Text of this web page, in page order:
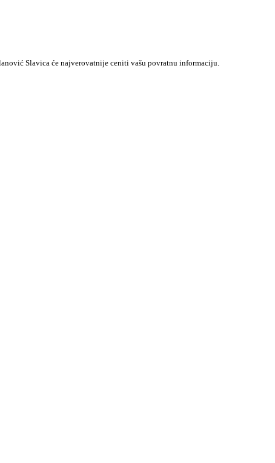
Slavica će najverovatnije ceniti vašu povratnu informaciju.